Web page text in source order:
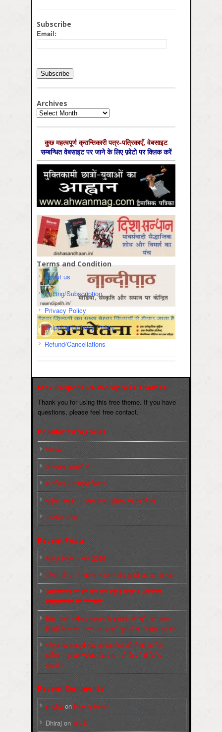
Subscribe
Email:
Archives
Archives
कुछ महत्‍वपूर्ण क्रान्तिकारी पत्र-पत्रिकाएँ, वेबसाइट
सम्‍बन्धित वेबसाइट पर जाने के लिए फ़ोटो पर क्लिक करें
Terms and Condition
About us
Pricing/Subscription
Privacy Policy
Shipping/Delivery Policy
Refund/Cancellations
Max Responsive Wordpress Themse
Thank you for using this free theme. If you have
questions, please feel free contact.
Popular Categories
Slider
कारख़ाना इलाक़ों से
फ़ासीवाद / साम्‍प्रदायिकता
बुर्जुआ जनवाद – दमन तंत्र, पुलिस, न्‍यायपालिका
संघर्षरत जनता
Recent Posts
मज़दूर बिगुल – जून 2026
पश्चिम बंगाल में भाजपा सरकार और बुलडोज़र का आतंक!
अमानवीयता की हदें पार कर रही है क्यूबा में अमेरिकी
साम्राज्यवाद की घेराबन्दी
शिक्षा मंत्री धर्मेन्द्र प्रधान के इस्तीफ़े की माँग को लेकर
दिल्ली के जन्तर-मन्तर पर छात्रों-युवाओं का विरोध प्रदर्शन
‘नोएडा के मज़दूरों और कार्यकर्ताओं की रिहाई के लिए
अभियान’ (CaRWAN) के बैनर तले दिल्ली में विरोध
प्रदर्शन
Recent Comments
sneha on बिगुल पुस्तिकाएँ
Dhiraj on सम्पर्क